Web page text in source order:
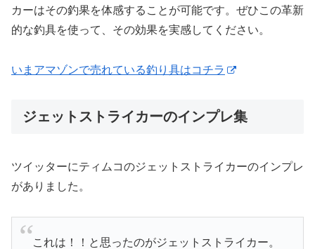
カーはその釣果を体感することが可能です。ぜひこの革新
的な釣具を使って、その効果を実感してください。
いまアマゾンで売れている釣り具はコチラ
ジェットストライカーのインプレ集
ツイッターにティムコのジェットストライカーのインプレ
がありました。
これは！！と思ったのがジェットストライカー。